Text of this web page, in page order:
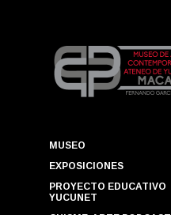
MUSEO
EXPOSICIONES
PROYECTO EDUCATIVO
YUCUNET